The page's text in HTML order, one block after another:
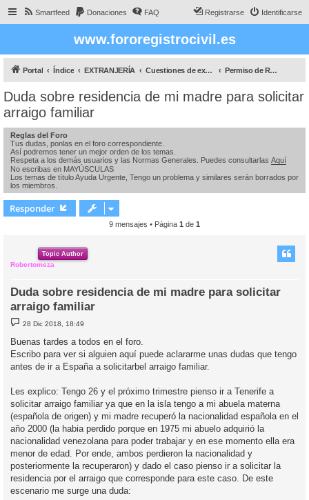
Smartfeed Donaciones FAQ Identificarse
Registrarse
www.fororegistrocivil.es
Portal Índice EXTRANJERÍA Cuestiones de extranjeria Permiso de Residencia y para poder Trabajar
Duda sobre residencia de mi madre para solicitar
arraigo familiar
Reglas del Foro
Tus dudas, ponlas en el foro correspondiente.
Así podremos tener un mejor orden de los temas.
Respeta a los demás usuarios y las Normas Generales. Puedes consultarlas Aquí
No escribas en MAYÚSCULAS
Los temas de título Ayuda Urgente, Tengo un problema y similares serán borrados por
los miembros.
Responder
9 mensajes • Página 1 de 1
Topic Author
Robertomeza
Duda sobre residencia de mi madre para solicitar
arraigo familiar
M
e
s
a
e
28 Dic 2018, 18:49
Buenas tardes a todos en el foro.
Escribo para ver si alguien aquí puede aclararme unas dudas que tengo
antes de ir a España a solicitarbel arraigo familiar.
Les explico: Tengo 26 y el próximo trimestre pienso ir a Tenerife a
solicitar arraigo familiar ya que en la isla tengo a mi abuela materna
(española de origen) y mi madre recuperó la nacionalidad española en el
año 2000 (la habia perdido porque en 1975 mi abuelo adquirió la
nacionalidad venezolana para poder trabajar y en ese momento ella era
menor de edad. Por ende, ambos perdieron la nacionalidad y
posteriormente la recuperaron) y dado el caso pienso ir a solicitar la
residencia por el arraigo que corresponde para este caso. De este
escenario me surge una duda: